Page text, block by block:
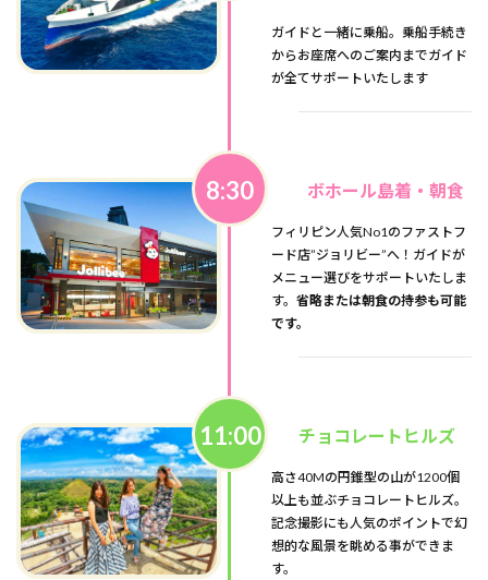
ガイドと一緒に乗船。乗船手続き
からお座席へのご案内までガイド
が全てサポートいたします
8:30 ボホール島着・朝食
フィリピン人気No1のファストフ
ード店”ジョリビー”へ！ガイドが
メニュー選びをサポートいたしま
す。 省略または朝食の持参も可能
です。
11:00 チョコレートヒルズ
高さ40Mの円錐型の山が1200個
以上も並ぶチョコレートヒルズ。
記念撮影にも人気のポイントで幻
想的な風景を眺める事ができま
す。